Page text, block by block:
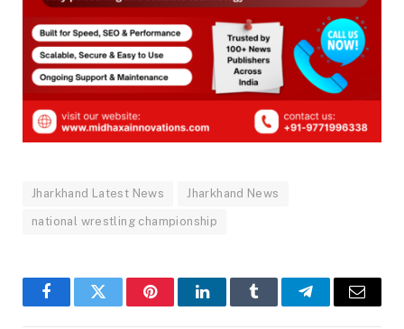
Jharkhand Latest News Jharkhand News
national wrestling championship
FacebookTwitter PinterestLinkedInTumblr TelegramEmail